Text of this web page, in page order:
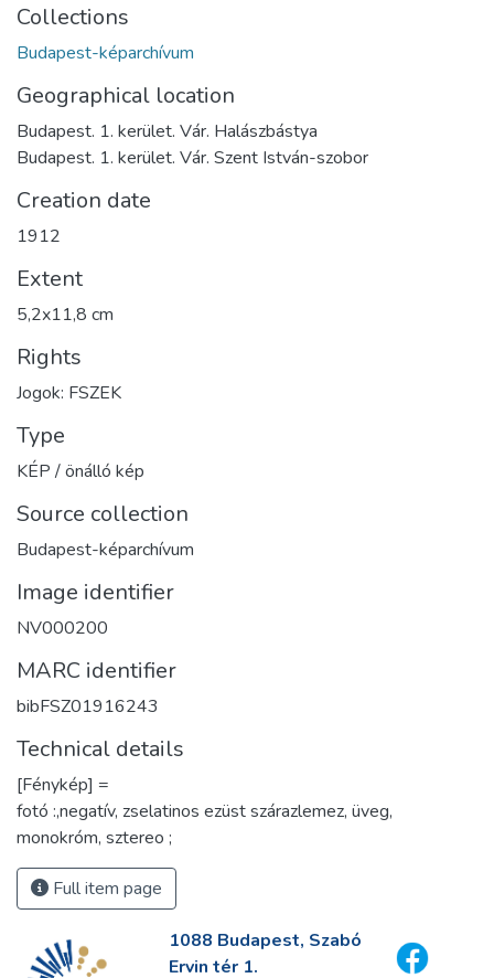
Collections
Budapest-képarchívum
Geographical location
Budapest. 1. kerület. Vár. Halászbástya
Budapest. 1. kerület. Vár. Szent István-szobor
Creation date
1912
Extent
5,2x11,8 cm
Rights
Jogok: FSZEK
Type
KÉP / önálló kép
Source collection
Budapest-képarchívum
Image identifier
NV000200
MARC identifier
bibFSZ01916243
Technical details
[Fénykép] =
fotó :,negatív, zselatinos ezüst szárazlemez, üveg,
monokróm, sztereo ;
Full item page
1088 Budapest, Szabó
Ervin tér 1.